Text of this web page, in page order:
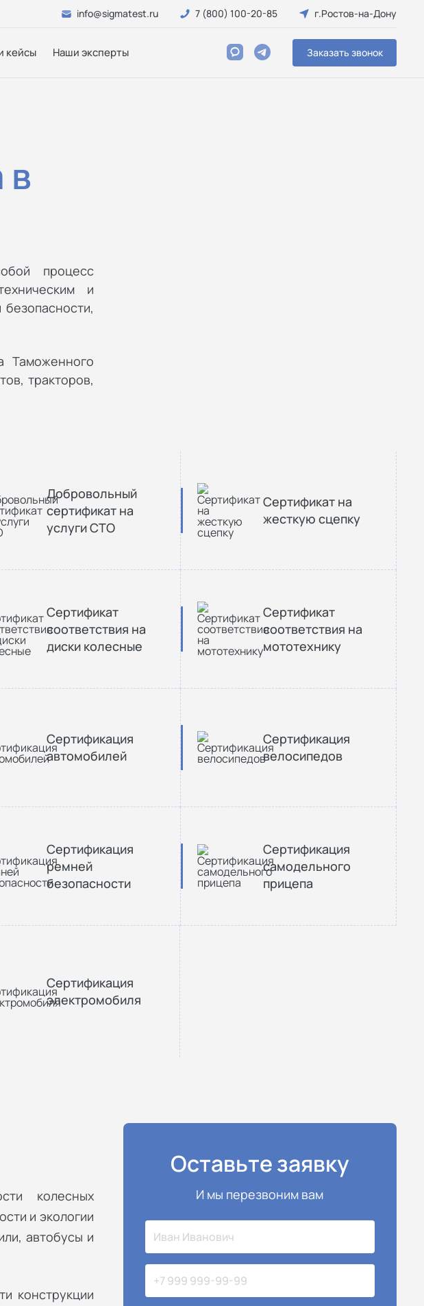
info@sigmatest.ru 7 (800) 100-20-85 г.Ростов-на-Дону
кейсы Наши эксперты Заказать звонок
процесс
и
Таможенного
тракторов,
Добровольный
сертификат на
услуги СТО
Сертификат на
жесткую сцепку
Сертификат
соответствия на
диски колесные
Сертификат
соответствия на
мототехнику
Сертификация
автомобилей
Сертификация
велосипедов
Сертификация
ремней
безопасности
Сертификация
самодельного
прицепа
Сертификация
электромобиля
колесных
и экологии
автобусы и
конструкции
Оставьте заявку
И мы перезвоним вам